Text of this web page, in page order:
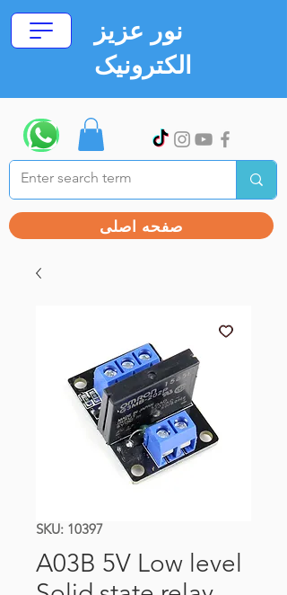
نور عزیز
الکترونیک
صفحه اصلی
SKU: 10397
A03B 5V Low level